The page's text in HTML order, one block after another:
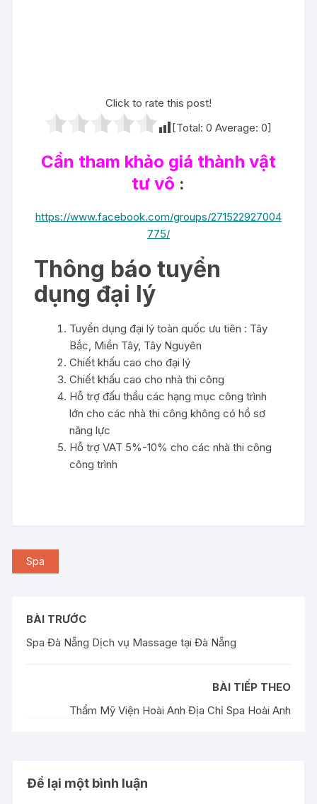
Click to rate this post!
[Total:0 Average:0]
Cần tham khảo giá thành vật
tư vô :
https://www.facebook.com/groups/271522927004
775/
Thông báo tuyển
dụng đại lý
Tuyển dụng đại lý toàn quốc ưu tiên : Tây
Bắc, Miền Tây, Tây Nguyên
Chiết khấu cao cho đại lý
Chiết khấu cao cho nhà thi công
Hỗ trợ đấu thầu các hạng mục công trình
lớn cho các nhà thi công không có hồ sơ
năng lực
Hỗ trợ VAT 5%-10% cho các nhà thi công
công trình
Spa
BÀI TRƯỚC
Spa Đà Nẵng Dịch vụ Massage tại Đà Nẵng
BÀI TIẾP THEO
Thẩm Mỹ Viện Hoài Anh Địa Chỉ Spa Hoài Anh
Để lại một bình luận